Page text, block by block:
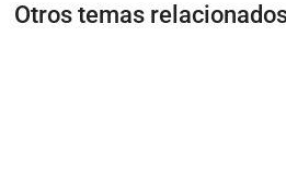
Otros temas